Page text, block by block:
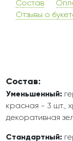
Состав
Отзывы о
Состав:
Уменьшенный:
красная - 3 шт.,
декоративная
Стандартный: